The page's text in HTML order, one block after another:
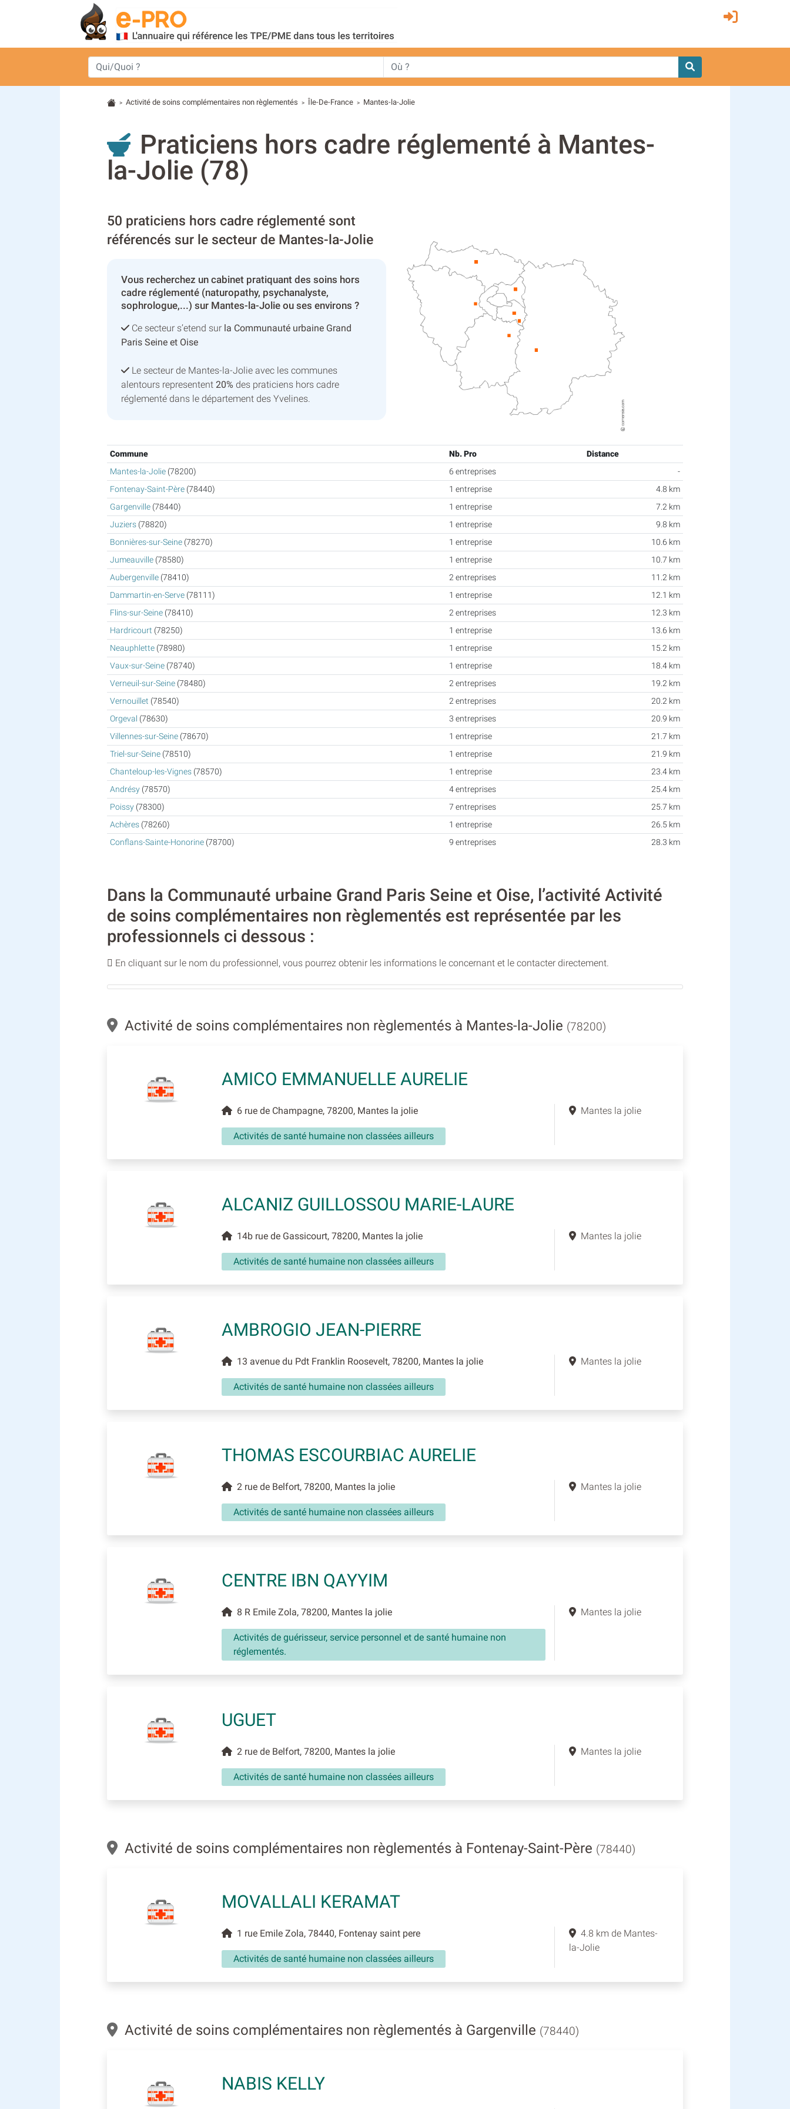
> Activité de soins complémentaires non règlementés > Île-De-France > Mantes-la-Jolie
Praticiens hors cadre réglementé à Mantes-
la-Jolie (78)
50 praticiens hors cadre réglementé sont
référencés sur le secteur de Mantes-la-Jolie
Vous recherchez un cabinet pratiquant des soins hors
cadre réglementé (naturopathy, psychanalyste,
sophrologue,...) sur Mantes-la-Jolie ou ses environs ?
Ce secteur s’etend sur la Communauté urbaine Grand
Paris Seine et Oise
Le secteur de Mantes-la-Jolie avec les communes
alentours representent 20% des praticiens hors cadre
réglementé dans le département des Yvelines.
Commune Nb. Pro
Distance
Mantes-la-Jolie(78200) 6 entreprises
-
Fontenay-Saint-Père(78440) 1 entreprise
4.8 km
Gargenville(78440) 1 entreprise
7.2 km
Juziers(78820) 1 entreprise
9.8 km
Bonnières-sur-Seine(78270) 1 entreprise
10.6 km
Jumeauville(78580) 1 entreprise
10.7 km
Aubergenville(78410) 2 entreprises
11.2 km
Dammartin-en-Serve(78111) 1 entreprise
12.1 km
Flins-sur-Seine(78410) 2 entreprises
12.3 km
Hardricourt (78250) 1 entreprise
13.6 km
Neauphlette(78980) 1 entreprise
15.2 km
Vaux-sur-Seine(78740) 1 entreprise
18.4 km
Verneuil-sur-Seine(78480) 2 entreprises
19.2 km
Vernouillet (78540) 2 entreprises
20.2 km
Orgeval (78630) 3 entreprises
20.9 km
Villennes-sur-Seine(78670) 1 entreprise
21.7 km
Triel-sur-Seine(78510) 1 entreprise
21.9 km
Chanteloup-les-Vignes(78570) 1 entreprise
23.4 km
Andrésy(78570) 4 entreprises
25.4 km
Poissy(78300) 7 entreprises
25.7 km
Achères(78260) 1 entreprise
26.5 km
Conflans-Sainte-Honorine(78700) 9 entreprises 28.3 km
Dans la Communauté urbaine Grand Paris Seine et Oise, l’activité Activité
de soins complémentaires non règlementés est représentée par les
professionnels ci dessous :
En cliquant sur le nom du professionnel, vous pourrez obtenir les informations le concernant et le contacter directement.
Activité de soins complémentaires non règlementés à Mantes-la-Jolie (78200)
AMICO EMMANUELLE AURELIE
6 rue de Champagne, 78200, Mantes la jolie
Activités de santé humaine non classées ailleurs
Mantes la jolie
ALCANIZ GUILLOSSOU MARIE-LAURE
14b rue de Gassicourt, 78200, Mantes la jolie
Activités de santé humaine non classées ailleurs
Mantes la jolie
AMBROGIO JEAN-PIERRE
13 avenue du Pdt Franklin Roosevelt, 78200, Mantes la jolie
Activités de santé humaine non classées ailleurs
Mantes la jolie
THOMAS ESCOURBIAC AURELIE
2 rue de Belfort, 78200, Mantes la jolie
Activités de santé humaine non classées ailleurs
Mantes la jolie
CENTRE IBN QAYYIM
8 R Emile Zola, 78200, Mantes la jolie
Activités de guérisseur, service personnel et de santé humaine non
réglementés.
Mantes la jolie
UGUET
2 rue de Belfort, 78200, Mantes la jolie
Activités de santé humaine non classées ailleurs
Mantes la jolie
Activité de soins complémentaires non règlementés à Fontenay-Saint-Père (78440)
MOVALLALI KERAMAT
1 rue Emile Zola, 78440, Fontenay saint pere
Activités de santé humaine non classées ailleurs
4.8 km de Mantes-
la-Jolie
Activité de soins complémentaires non règlementés à Gargenville (78440)
NABIS KELLY